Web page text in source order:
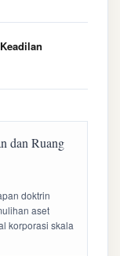
doktrin
aset
korporasi skala